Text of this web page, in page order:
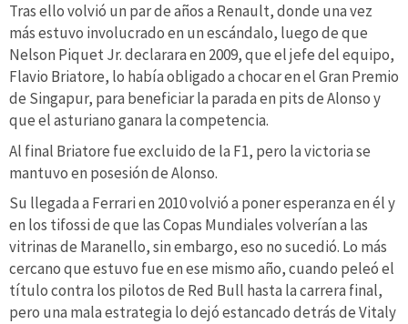
Tras ello volvió un par de años a Renault, donde una vez
más estuvo involucrado en un escándalo, luego de que
Nelson Piquet Jr. declarara en 2009, que el jefe del equipo,
Flavio Briatore, lo había obligado a chocar en el Gran Premio
de Singapur, para beneficiar la parada en pits de Alonso y
que el asturiano ganara la competencia.
Al final Briatore fue excluido de la F1, pero la victoria se
mantuvo en posesión de Alonso.
Su llegada a Ferrari en 2010 volvió a poner esperanza en él y
en los tifossi de que las Copas Mundiales volverían a las
vitrinas de Maranello, sin embargo, eso no sucedió. Lo más
cercano que estuvo fue en ese mismo año, cuando peleó el
título contra los pilotos de Red Bull hasta la carrera final,
pero una mala estrategia lo dejó estancado detrás de Vitaly